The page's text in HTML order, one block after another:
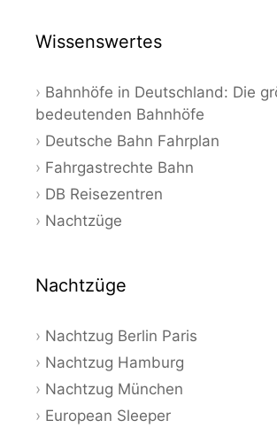
Wissenswertes
Bahnhöfe in Deutschland: Die
bedeutenden Bahnhöfe
Deutsche Bahn Fahrplan
Fahrgastrechte Bahn
DB Reisezentren
Nachtzüge
Nachtzüge
Nachtzug Berlin Paris
Nachtzug Hamburg
Nachtzug München
European Sleeper